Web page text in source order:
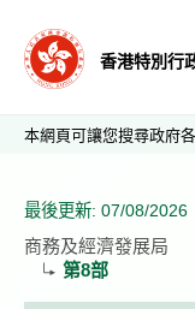
香港特別行
本網頁可讓您搜尋政府
最後更新: 07/08/2026
商務及經濟發展局
第8部